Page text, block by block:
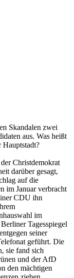
Skandalen zwei
aus. Was heißt
Hauptstadt?
Christdemokrat
darüber gesagt,
auf die
im Januar verbracht
CDU ihn
im
Tagesspiegel
seiner
geführt. Die
sie fand sich
und der AfD
den mächtigen